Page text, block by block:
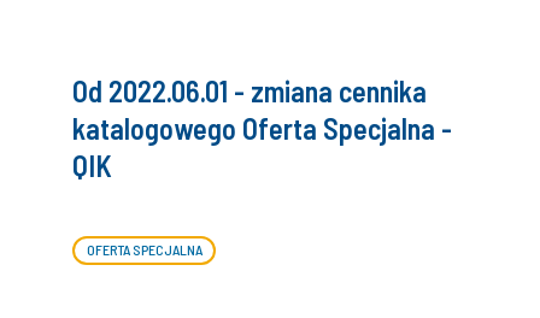
Od 2022.06.01 - zmiana cennika
katalogowego Oferta Specjalna -
QIK
OFERTA SPECJALNA